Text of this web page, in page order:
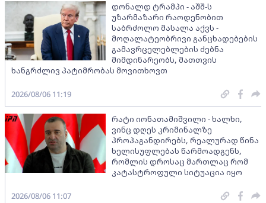
დონალდ ტრამპი - აშშ-ს
უზარმაზარი რაოდენობით
საბრძოლო მასალა აქვს -
მოღალატეობრივი განცხადებების
გამავრცელებლების ძებნა
მიმდინარეობს, მათთვის
ხანგრძლივ პატიმრობას მოვითხოვთ
2026/08/06 11:19
რატი იონათამიშვილი - ხალხი,
ვინც დღეს კრიმინალზე
პროპაგანდირებს, რეალურად წინა
ხელისუფლებას წარმოადგენს,
რომლის დროსაც მართლაც რომ
კატასტროფული სიტუაცია იყო
2026/08/06 11:07